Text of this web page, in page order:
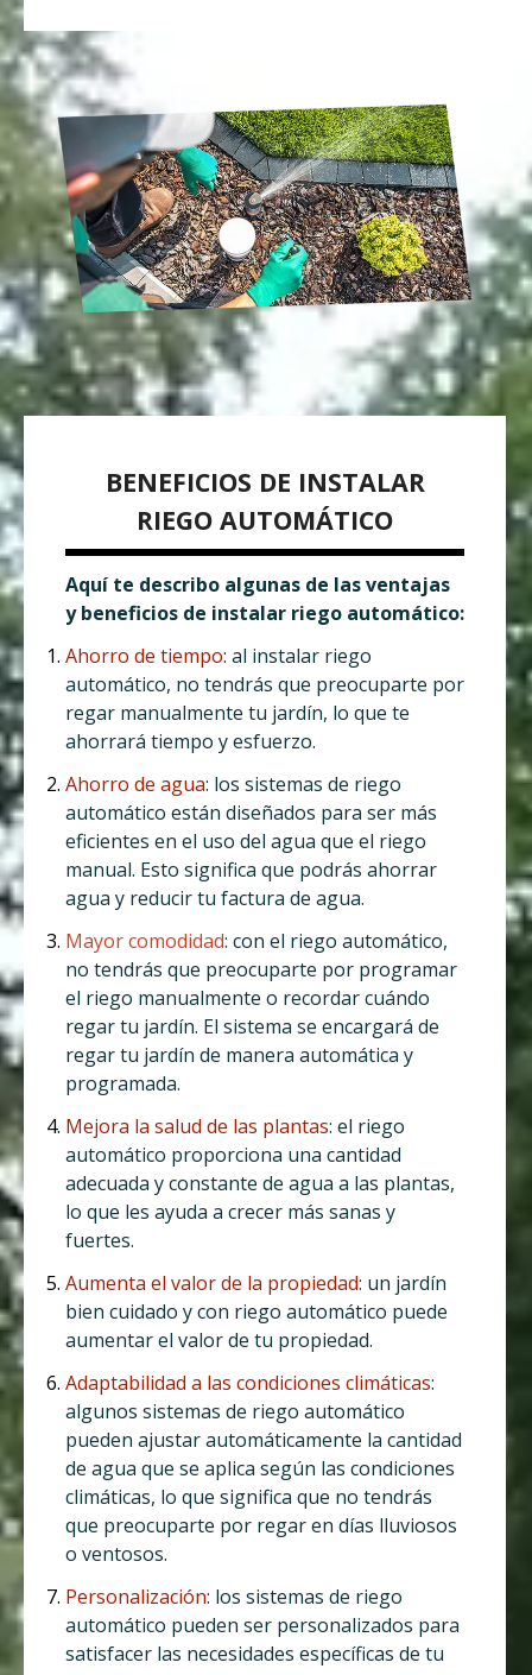
BENEFICIOS DE INSTALAR
RIEGO AUTOMÁTICO
Aquí te describo algunas de las ventajas
y beneficios de instalar riego automático:
Ahorro de tiempo: al instalar riego
automático, no tendrás que preocuparte por
regar manualmente tu jardín, lo que te
ahorrará tiempo y esfuerzo.
Ahorro de agua: los sistemas de riego
automático están diseñados para ser más
eficientes en el uso del agua que el riego
manual. Esto significa que podrás ahorrar
agua y reducir tu factura de agua.
Mayor comodidad: con el riego automático,
no tendrás que preocuparte por programar
el riego manualmente o recordar cuándo
regar tu jardín. El sistema se encargará de
regar tu jardín de manera automática y
programada.
Mejora la salud de las plantas: el riego
automático proporciona una cantidad
adecuada y constante de agua a las plantas,
lo que les ayuda a crecer más sanas y
fuertes.
Aumenta el valor de la propiedad: un jardín
bien cuidado y con riego automático puede
aumentar el valor de tu propiedad.
Adaptabilidad a las condiciones climáticas:
algunos sistemas de riego automático
pueden ajustar automáticamente la cantidad
de agua que se aplica según las condiciones
climáticas, lo que significa que no tendrás
que preocuparte por regar en días lluviosos
o ventosos.
Personalización: los sistemas de riego
automático pueden ser personalizados para
satisfacer las necesidades específicas de tu